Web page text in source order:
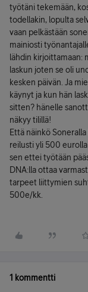
työtäni tekemään,
todellakin, lopulta
vaan pelkästään
mainiosti
lähdin kirjoittamaan:
laskun joten se oli
kesken päivän. Ja
käynyt ja kun hän
sitten? hänelle
näkyy tilillä!
Että näinkö
reilusti yli 500
sen ettei työtään
DNA:lla ottaa
tarpeet liittymien
500e/kk.
1 kommentti